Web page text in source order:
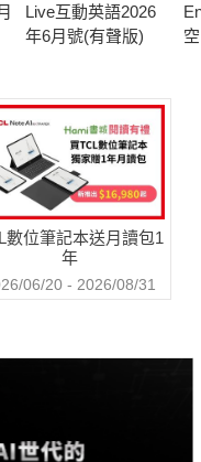
Live互動英語2026
年6月號(有聲版)
數位筆記本送月讀包1
年
06/20 - 2026/08/31